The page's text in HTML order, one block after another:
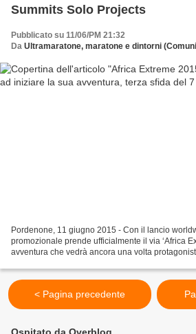
Summits Solo Projects
Pubblicato su 11/06/PM 21:32
Da Ultramaratone, maratone e dintorni
Pordenone, 11 giugno 2015 - Con il lancio
promozionale prende ufficialmente il via ‘Africa
avventura che vedrà ancora una volta
< Pagina precedente